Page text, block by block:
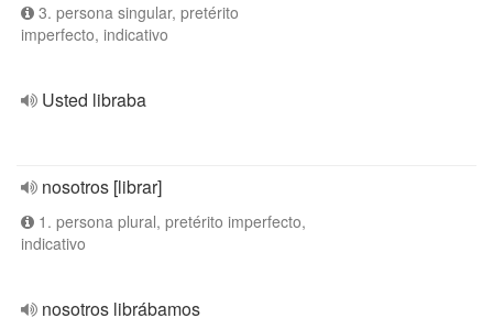
3. persona singular, pretérito
imperfecto, indicativo
Usted libraba
nosotros [librar]
1. persona plural, pretérito imperfecto,
indicativo
nosotros librábamos